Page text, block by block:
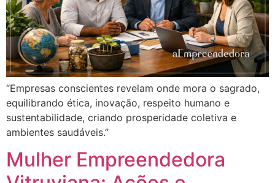
“Empresas conscientes revelam onde mora o sagrado,
equilibrando ética, inovação, respeito humano e
sustentabilidade, criando prosperidade coletiva e
ambientes saudáveis.”
Mulher Empreendedora